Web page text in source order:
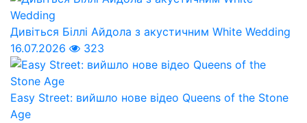
Дивіться Біллі Айдола з акустичним White Wedding
16.07.2026
323
Easy Street: вийшло нове відео Queens of the Stone
Age